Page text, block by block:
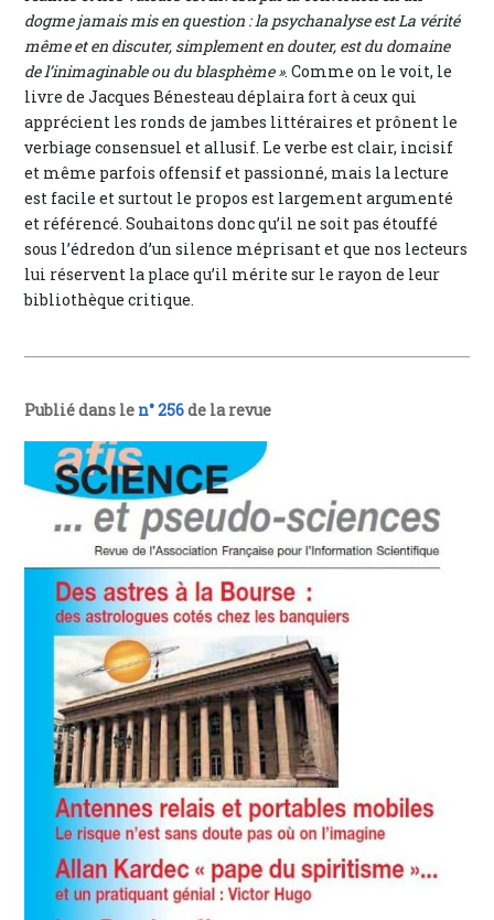
dogme jamais mis en question : la psychanalyse est La vérité
même et en discuter, simplement en douter, est du domaine
de l’inimaginable ou du blasphème ». Comme on le voit, le
livre de Jacques Bénesteau déplaira fort à ceux qui
apprécient les ronds de jambes littéraires et prônent le
verbiage consensuel et allusif. Le verbe est clair, incisif
et même parfois offensif et passionné, mais la lecture
est facile et surtout le propos est largement argumenté
et référencé. Souhaitons donc qu’il ne soit pas étouffé
sous l’édredon d’un silence méprisant et que nos lecteurs
lui réservent la place qu’il mérite sur le rayon de leur
bibliothèque critique.
Publié dans le n° 256de la revue